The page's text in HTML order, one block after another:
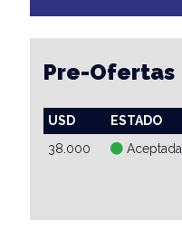
Pre-Ofertas
USD ESTADO
38.000
Aceptada